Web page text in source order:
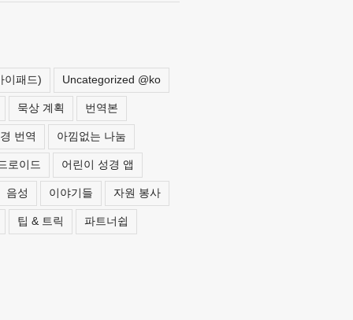
이패드) Uncategorized @ko
묵상 계획 번역본
번역 아낌없는 나눔
로이드 어린이 성경 앱
음성 이야기들 자원 봉사
팁 & 트릭 파트너쉽